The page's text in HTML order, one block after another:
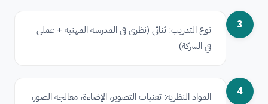
3
نوع التدريب: ثنائي (نظري في المدرسة المهنية + عملي
في الشركة)
4
المواد النظرية: تقنيات التصوير، الإضاءة، معالجة الصور،